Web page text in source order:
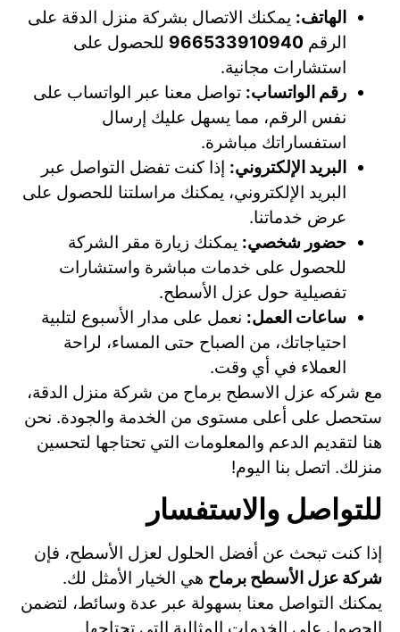
الهاتف: يمكنك الاتصال بشركة منزل الدقة على
الرقم 966533910940 للحصول على
استشارات مجانية.
رقم الواتساب: تواصل معنا عبر الواتساب على
نفس الرقم، مما يسهل عليك إرسال
استفساراتك مباشرة.
البريد الإلكتروني: إذا كنت تفضل التواصل عبر
البريد الإلكتروني، يمكنك مراسلتنا للحصول على
عرض خدماتنا.
حضور شخصي: يمكنك زيارة مقر الشركة
للحصول على خدمات مباشرة واستشارات
تفصيلية حول عزل الأسطح.
ساعات العمل: نعمل على مدار الأسبوع لتلبية
احتياجاتك، من الصباح حتى المساء، لراحة
العملاء في أي وقت.
مع شركه عزل الاسطح برماح من شركة منزل الدقة،
ستحصل على أعلى مستوى من الخدمة والجودة. نحن
هنا لتقديم الدعم والمعلومات التي تحتاجها لتحسين
منزلك. اتصل بنا اليوم!
للتواصل والاستفسار
إذا كنت تبحث عن أفضل الحلول لعزل الأسطح، فإن
شركة عزل الأسطح برماح هي الخيار الأمثل لك.
يمكنك التواصل معنا بسهولة عبر عدة وسائط، لتضمن